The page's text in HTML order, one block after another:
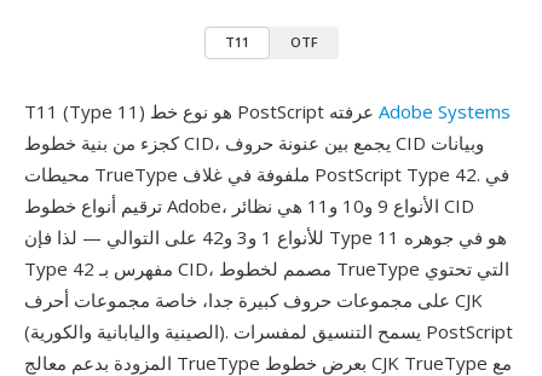
T11 OTF
Adobe Systems
كجزء من بنية خطوط CID، يجمع بين عنونة حروف CID وبيانات
محيطات TrueType ملفوفة في غلاف PostScript Type 42. في
ترقيم أنواع خطوط Adobe، الأنواع 9 و10 و11 هي نظائر CID
للأنواع 1 و3 و42 على التوالي — لذا فإن Type 11 هو في جوهره
Type 42 مفهرس بـ CID، مصمم لخطوط TrueType التي تحتوي
على مجموعات حروف كبيرة جدا، خاصة مجموعات أحرف CJK
(الصينية واليابانية والكورية). يسمح التنسيق لمفسرات PostScript
المزودة بدعم معالج TrueType بعرض خطوط CJK TrueType مع